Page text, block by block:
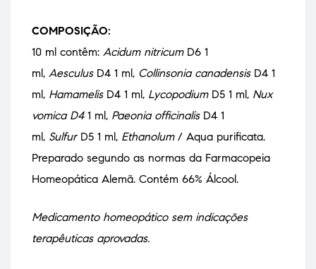
COMPOSIÇÃO:
10 ml contêm: Acidum nitricumD6 1
ml, Aesculus D4 1 ml, Collinsonia canadensisD4 1
ml, Hamamelis D4 1 ml, Lycopodium D5 1 ml, Nux
vomica D41 ml, Paeonia officinalisD4 1
ml, SulfurD5 1 ml, Ethanolum / Aqua purificata.
Preparado segundo as normas da Farmacopeia
Homeopática Alemã. Contém 66% Álcool.
Medicamento homeopático sem indicações
terapêuticas aprovadas.